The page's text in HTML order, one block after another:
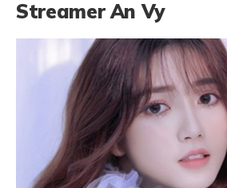
Streamer An Vy